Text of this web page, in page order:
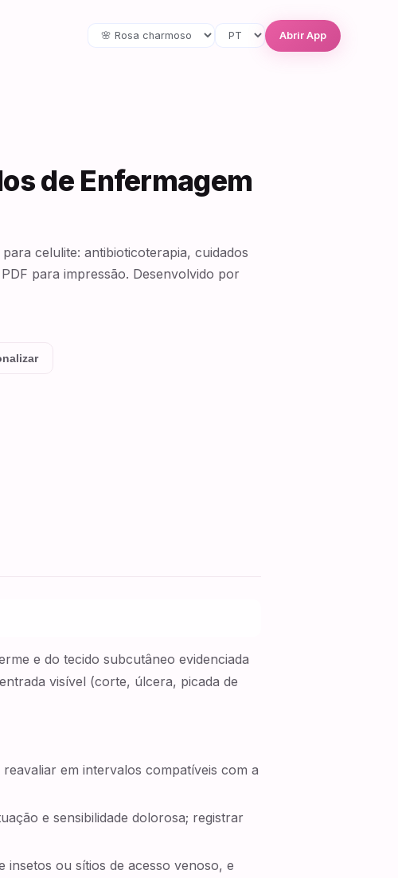
Abrir App
de Enfermagem
celulite: antibioticoterapia, cuidados
para impressão. Desenvolvido por
e do tecido subcutâneo evidenciada
visível (corte, úlcera, picada de
em intervalos compatíveis com a
e sensibilidade dolorosa; registrar
ou sítios de acesso venoso, e